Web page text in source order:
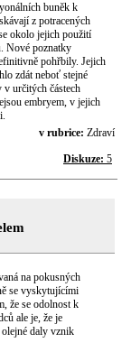
buněk k
z potracených
okolo jejich použití
Nové poznatky
pohřbily. Jejich
zdát neboť stejné
určitých částech
embryem, v jejich
v rubrice: Zdraví
Diskuze: 5
na pokusných
se vyskytujícími
že se odolnost k
ale je, že je
daly vznik